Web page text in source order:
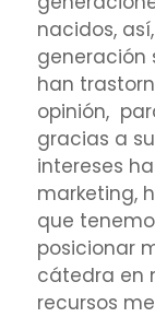
nacidos,
generación
han
opinión,
gracias a
intereses
marketing,
que
posicionar
cátedra en
recursos